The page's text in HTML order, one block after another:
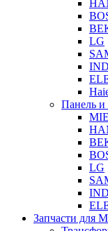
LG
Панель и
LG
Запчасти